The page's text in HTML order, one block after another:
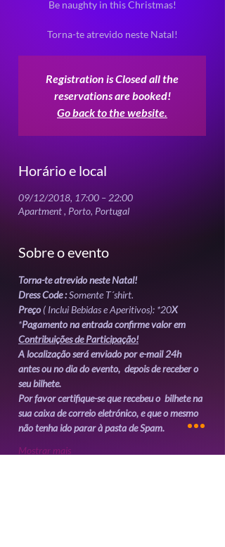
Be naughty in this Christmas!
Registration is Closed all the
reservations are booked!
Go back to the website.
Horário e local
09/12/2018, 17:00 – 22:00
Apartment , Porto, Portugal
Sobre o evento
Torna-te atrevido neste Natal!
Dress Code : Somente T´shirt.
Preço ( Inclui Bebidas e Aperitivos): *20X
*Pagamento na entrada confirme valor em
Contribuições de Participação!
A localização será enviado por e-mail 24h
antes ou no dia do evento,  depois de receber o
Por favor certifique-se que recebeu o  bilhete na
sua caixa de correio eletrónico, e que o mesmo
Mostrar mais